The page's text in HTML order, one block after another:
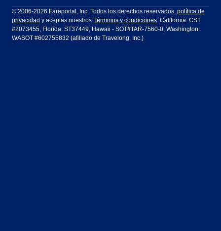
LATAM Airlines Lufthansa
Air Europa Turkish Airlines
Ft Lauderdale Honolulu
Houston Las Vegas
Miami
Dublín Frankfurt
Guadalajara Lima
© 2006-2026 Fareportal, Inc. Todos los derechos reservados. política de
privacidad y aceptas nuestros Términos y condiciones. California: CST
#2073455, Florida: ST37449, Hawaii - SOT#TAR-7560-0, Washington:
WASOT #602755832 (afiliado de Travelong, Inc.)